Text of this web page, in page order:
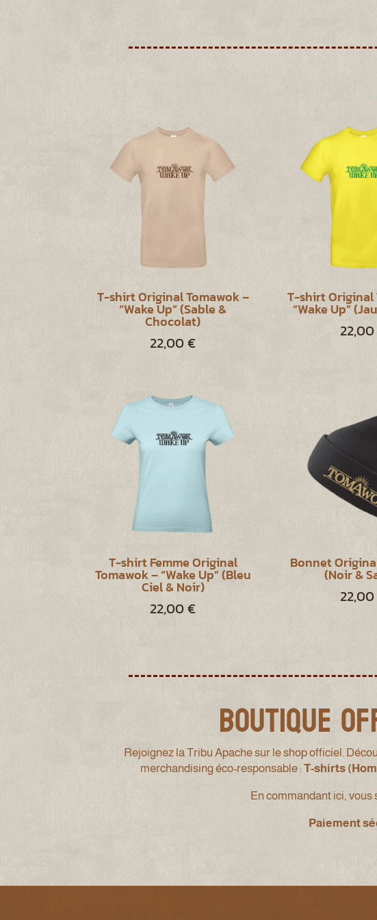
T-shirt Original Tomawok –
“Wake Up” (Sable &
Chocolat)
22,00€
T-shirt Original
“Wake Up”
T-shirt Femme Original
Tomawok – “Wake Up” (Bleu
Ciel & Noir)
22,00€
Bonnet
(Noir &
Boutique
Rejoignez la Tribu Apache sur le shop officiel.
merchandising éco-responsable :T-shirts
En commandant ici,
Paiement